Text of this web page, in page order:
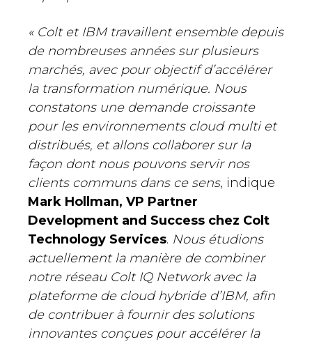
« Colt et IBM travaillent ensemble depuis
de nombreuses années sur plusieurs
marchés, avec pour objectif d’accélérer
la transformation numérique. Nous
constatons une demande croissante
pour les environnements cloud multi et
distribués, et allons collaborer sur la
façon dont nous pouvons servir nos
clients communs dans ce sens, indique
Mark Hollman, VP Partner
Development and Success chez Colt
Technology Services. Nous étudions
actuellement la manière de combiner
notre réseau Colt IQ Network avec la
plateforme de cloud hybride d’IBM, afin
de contribuer à fournir des solutions
innovantes conçues pour accélérer la